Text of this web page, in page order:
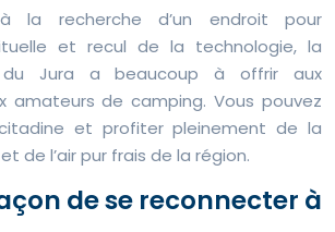
la recherche d’un endroit pour
et recul de la technologie, la
du Jura a beaucoup à offrir aux
amateurs de camping. Vous pouvez
et profiter pleinement de la
de l’air pur frais de la région.
de se reconnecter à